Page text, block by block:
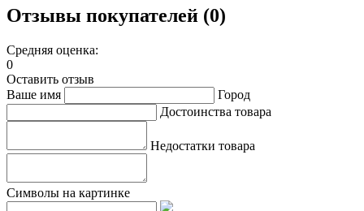
Отзывы покупателей (0)
Средняя оценка:
0
Оставить отзыв
Ваше имя
Город
Достоинства товара
Недостатки товара
Символы на картинке